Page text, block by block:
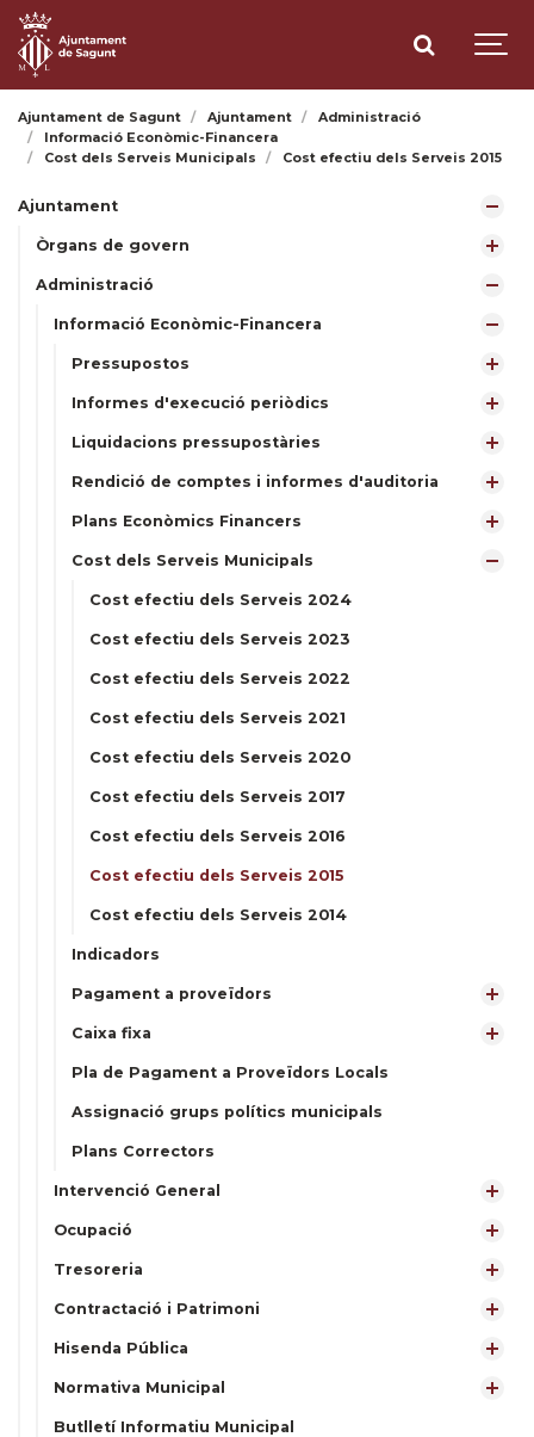
Ajuntament de Sagunt Ajuntament
Administració
Informació Econòmic-Financera
Cost dels Serveis Municipals
Cost efectiu dels Serveis 2015
Ajuntament
Òrgans de govern
Administració
Informació Econòmic-Financera
Pressupostos
Informes d'execució periòdics
Liquidacions pressupostàries
Rendició de comptes i informes d'auditoria
Plans Econòmics Financers
Cost dels Serveis Municipals
Cost efectiu dels Serveis 2024
Cost efectiu dels Serveis 2023
Cost efectiu dels Serveis 2022
Cost efectiu dels Serveis 2021
Cost efectiu dels Serveis 2020
Cost efectiu dels Serveis 2017
Cost efectiu dels Serveis 2016
Cost efectiu dels Serveis 2015
Cost efectiu dels Serveis 2014
Indicadors
Pagament a proveïdors
Caixa fixa
Pla de Pagament a Proveïdors Locals
Assignació grups polítics municipals
Plans Correctors
Intervenció General
Ocupació
Tresoreria
Contractació i Patrimoni
Hisenda Pública
Normativa Municipal
Butlletí Informatiu Municipal